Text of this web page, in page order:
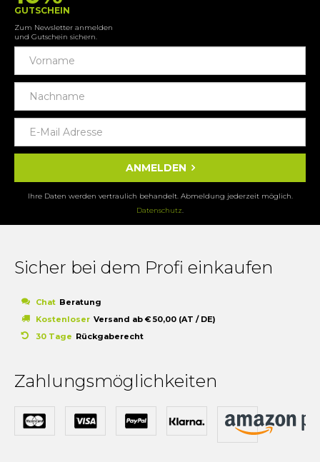
GUTSCHEIN
Zum Newsletter anmelden
und Gutschein sichern.
ANMELDEN
Ihre Daten werden vertraulich behandelt. Abmeldung jederzeit möglich.
Datenschutz
Sicher bei dem Profi einkaufen
Chat Beratung
Kostenloser Versand ab € 50,00 (AT / DE)
30 Tage Rückgaberecht
Zahlungsmöglichkeiten